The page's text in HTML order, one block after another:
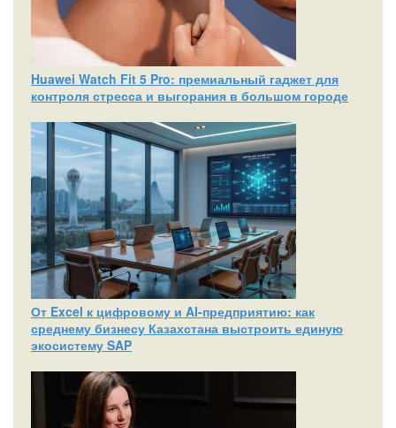
Huawei Watch Fit 5 Pro: премиальный гаджет для
контроля стресса и выгорания в большом городе
От Excel к цифровому и AI‑предприятию: как
среднему бизнесу Казахстана выстроить единую
экосистему SAP